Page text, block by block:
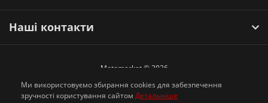
Наші контакти
Motomarket © 2026
Ми використовуємо збирання cookies для забезпечення
зручності користування сайтом Детальніше